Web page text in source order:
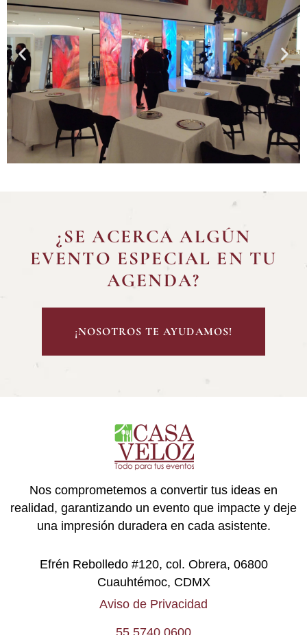
¿SE ACERCA ALGÚN
EVENTO ESPECIAL EN TU
AGENDA?
¡NOSOTROS TE AYUDAMOS!
Nos comprometemos a convertir tus ideas en
realidad, garantizando un evento que impacte y deje
una impresión duradera en cada asistente.
Efrén Rebolledo #120, col. Obrera, 06800
Cuauhtémoc, CDMX
Aviso de Privacidad
55 5740 0600